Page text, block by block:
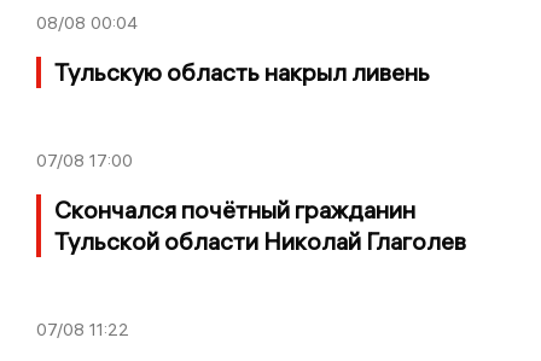
08/08 00:04
Тульскую область накрыл ливень
07/08 17:00
Скончался почётный гражданин
Тульской области Николай Глаголев
07/08 11:22